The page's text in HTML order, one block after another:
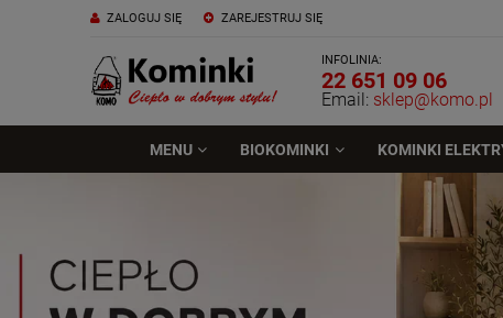
ZAREJESTRUJ SIĘ
ZALOGUJ SIĘ
INFOLINIA:
22 651 09 06
Email: sklep@komo.pl
MENU BIOKOMINKI KOMINKI